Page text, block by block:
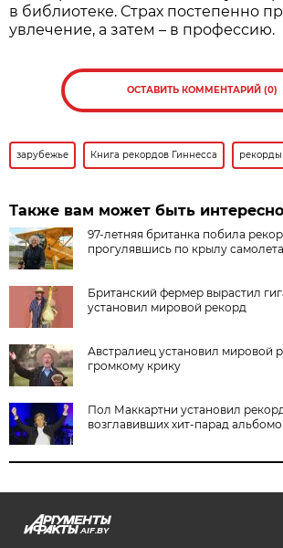
в библиотеке. Страх постепенно
увлечение, а затем – в профессию.
ОСТАВИТЬ КОММЕНТАРИЙ (0)
зарубежье Книга рекордов Гиннесса рекорды
Также вам может быть интересно
97-летняя британка побила
прогулявшись по крылу самолета
Британский фермер вырастил
установил мировой рекорд
Австралиец установил мировой
громкому крику
Пол Маккартни установил
возглавивших хит-парад
AIF.BY